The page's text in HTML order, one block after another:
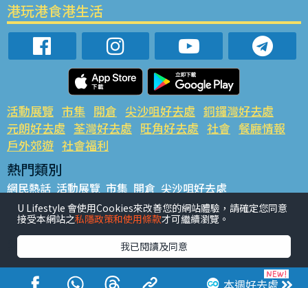
本週好去處
港玩港食港生活
活動展覽 市集 開倉 尖沙咀好去處 銅鑼灣好去處
元朗好去處 荃灣好去處 旺角好去處 社會 餐廳情報
戶外郊遊 社會福利
熱門類別
網民熱話 活動展覽 市集 開倉 尖沙咀好去處
銅鑼灣好去處 元朗好去處 荃灣好去處 旺角好去處 社會
餐廳情報 戶外郊遊
熱門標籤
#UGO搵好去處 #人氣活動推介 #美食社群熱話
#親子玩樂好去處
#ULifestyle應用程式 #限時搶
U Lifestyle 會使用Cookies來改善您的網站體驗，請確定您同意
接受本網站之私隱政策和使用條款才可繼續瀏覽。
我已閱讀及同意